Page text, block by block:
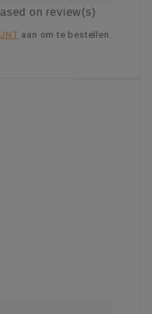
on review(s)
aan om te bestellen.